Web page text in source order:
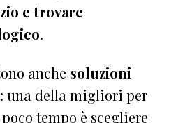
e trovare
.
anche soluzioni
: una della migliori per
tempo è scegliere